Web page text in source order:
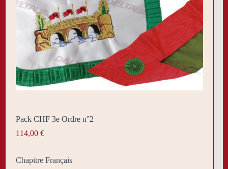
Pack CHF 3e Ordre n°2
114,00 €
Chapitre Français